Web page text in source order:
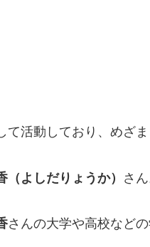
て活動しており、めざ
（よしだりょうか） さん
さんの大学や高校など